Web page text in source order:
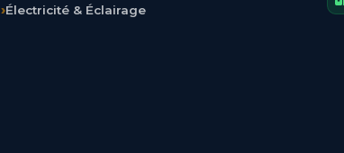
›Électricité & Éclairage